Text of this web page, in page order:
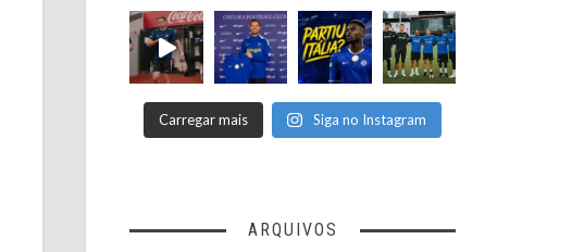
Carregar mais Siga no Instagram
ARQUIVOS